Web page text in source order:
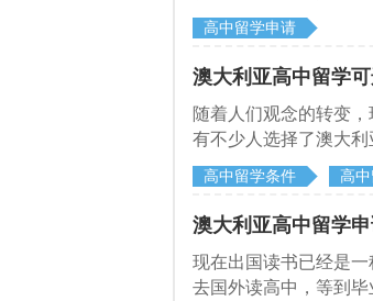
高中留学申请
澳大利亚高中留学
随着人们观念的转变
有不少人选择了澳大
选择的学校并不了解
高中留学条件 高
澳大利亚高中留学
现在出国读书已经是
去国外读高中，等到